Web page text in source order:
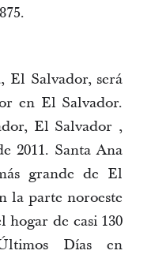
El Salvador, será
en El Salvador.
El Salvador ,
2011. Santa Ana
grande de El
la parte noroeste
hogar de casi 130
Días en